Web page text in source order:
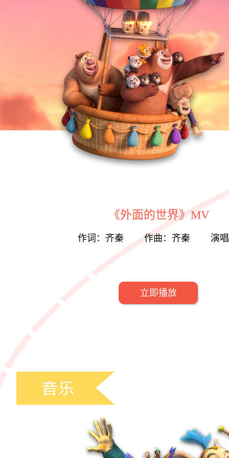
《外面的世界》MV
作词：齐秦 作曲：齐秦 演唱
立即播放